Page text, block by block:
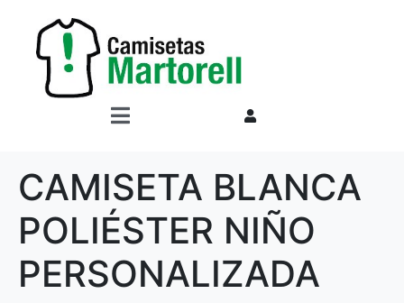
CAMISETA BLANCA
POLIÉSTER NIÑO
PERSONALIZADA